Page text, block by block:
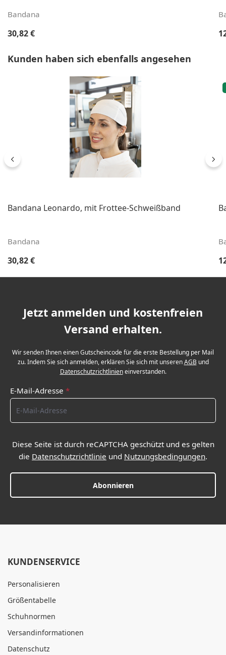
Bandana
Regulärer Preis:
30,82 €
Produktgalerie überspringen
Kunden haben sich ebenfalls angesehen
Bandana Leonardo, mit Frottee-Schweißband
Bandana
Regulärer Preis:
30,82 €
Jetzt anmelden und kostenfreien
Versand erhalten.
Wir senden Ihnen einen Gutscheincode für die erste Bestellung per Mail
zu. Indem Sie sich anmelden, erklären Sie sich mit unserenAGBund
Datenschutzrichtlinieneinverstanden.
E-Mail-Adresse *
Diese Seite ist durch reCAPTCHA geschützt und es gelten
die Datenschutzrichtlinie und Nutzungsbedingungen.
Abonnieren
KUNDENSERVICE
Personalisieren
Größentabelle
Schuhnormen
Versandinformationen
Datenschutz